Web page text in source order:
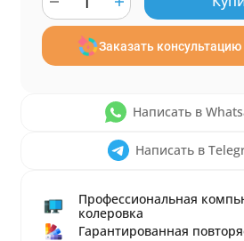
Заказать консультацию
Написать в
Написать в
Профессиональная
колеровка
Гарантированная